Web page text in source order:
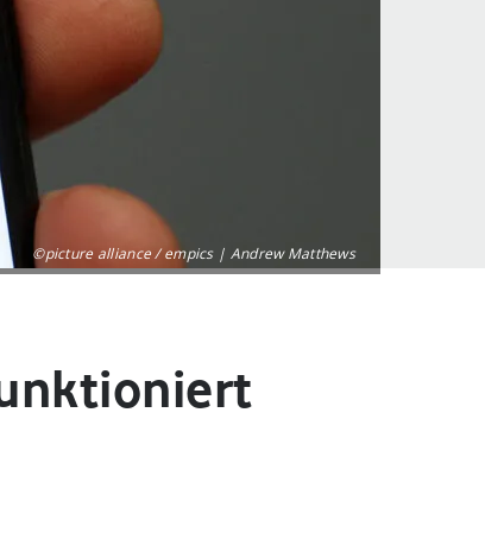
©picture alliance / empics | Andrew Matthews